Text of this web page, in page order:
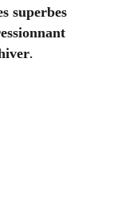
superbes
.